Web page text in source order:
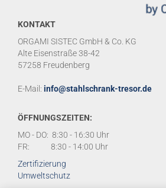
KONTAKT
ORGAMI SISTEC GmbH & Co. KG
Alte Eisenstraße 38-42
57258 Freudenberg
E-Mail: info@stahlschrank-tresor.de
ÖFFNUNGSZEITEN:
MO - DO: 8:30 - 16:30 Uhr
FR: 8:30 - 14:00 Uhr
Zertifizierung
Umweltschutz